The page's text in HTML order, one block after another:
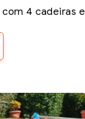
4 cadeiras e